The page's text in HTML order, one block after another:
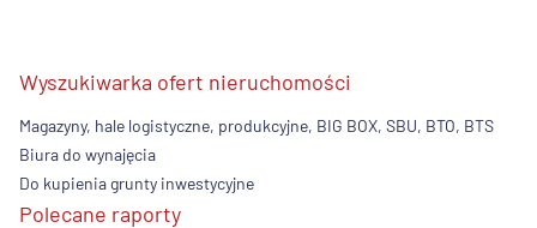
Wyszukiwarka ofert nieruchomości
Magazyny, hale logistyczne, produkcyjne, BIG BOX, SBU, BTO, BTS
Biura do wynajęcia
Do kupienia grunty inwestycyjne
Polecane raporty